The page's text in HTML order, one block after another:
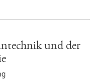
und der